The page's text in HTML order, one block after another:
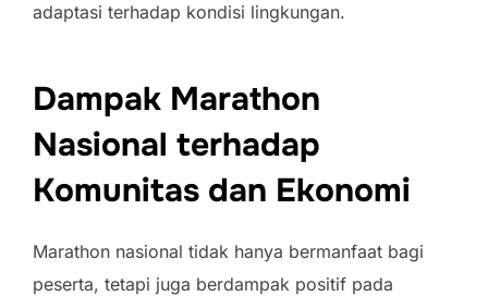
adaptasi terhadap kondisi lingkungan.
Dampak Marathon
Nasional terhadap
Komunitas dan Ekonomi
Marathon nasional tidak hanya bermanfaat bagi
peserta, tetapi juga berdampak positif pada